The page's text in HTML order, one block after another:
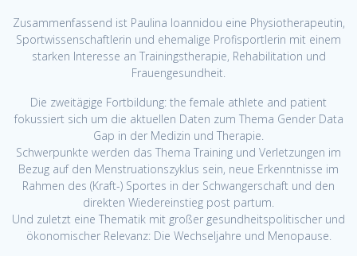
Zusammenfassend ist Paulina Ioannidou eine Physiotherapeutin,
Sportwissenschaftlerin und ehemalige Profisportlerin mit einem
starken Interesse an Trainingstherapie, Rehabilitation und
Frauengesundheit.
Die zweitägige Fortbildung: the female athlete and patient
fokussiert sich um die aktuellen Daten zum Thema Gender Data
Gap in der Medizin und Therapie.
Schwerpunkte werden das Thema Training und Verletzungen im
Bezug auf den Menstruationszyklus sein, neue Erkenntnisse im
Rahmen des (Kraft-) Sportes in der Schwangerschaft und den
direkten Wiedereinstieg post partum.
Und zuletzt eine Thematik mit großer gesundheitspolitischer und
ökonomischer Relevanz: Die Wechseljahre und Menopause.